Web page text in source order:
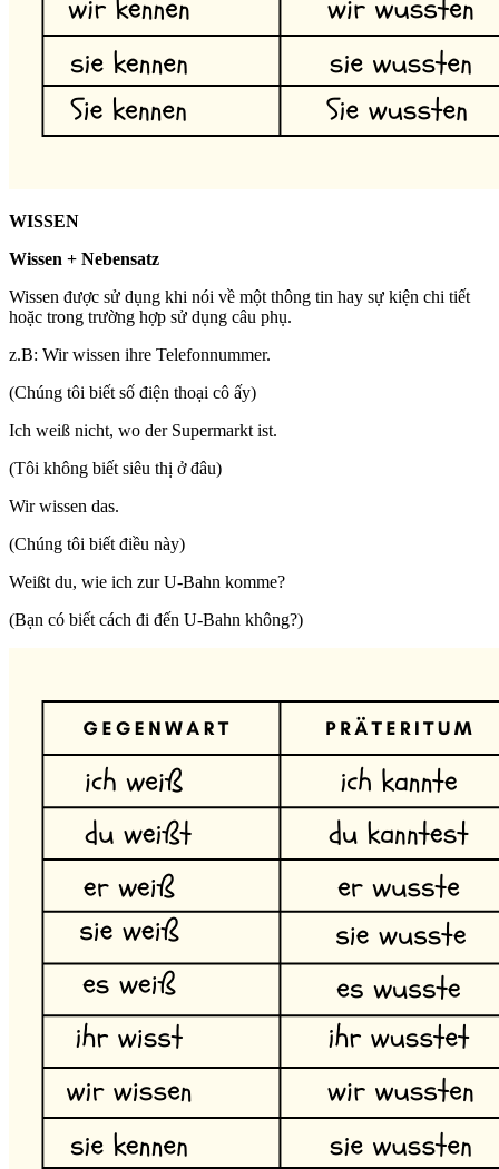
WISSEN
Wissen + Nebensatz
Wissen được sử dụng khi nói về một thông tin hay sự kiện chi tiết
hoặc trong trường hợp sử dụng câu phụ.
z.B: Wir wissen ihre Telefonnummer.
(Chúng tôi biết số điện thoại cô ấy)
Ich weiß nicht, wo der Supermarkt ist.
(Tôi không biết siêu thị ở đâu)
Wir wissen das.
(Chúng tôi biết điều này)
Weißt du, wie ich zur U-Bahn komme?
(Bạn có biết cách đi đến U-Bahn không?)